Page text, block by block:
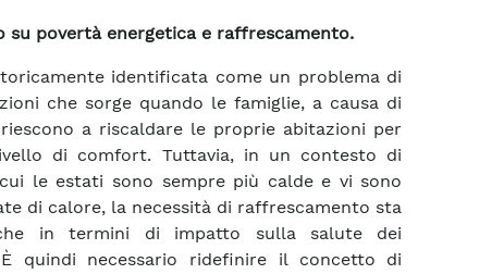
su povertà energetica e raffrescamento.
identificata come un problema di
che sorge quando le famiglie, a causa di
a riscaldare le proprie abitazioni per
di comfort. Tuttavia, in un contesto di
le estati sono sempre più calde e vi sono
di calore, la necessità di raffrescamento sta
in termini di impatto sulla salute dei
quindi necessario ridefinire il concetto di